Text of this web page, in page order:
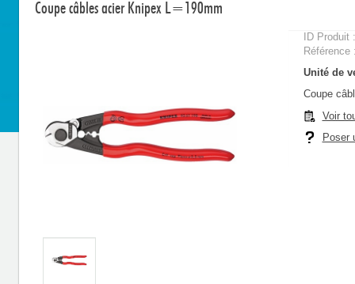
Coupe câbles acier Knipex L=190mm
ID Produit
Unité de
Coupe
Voir
Poser